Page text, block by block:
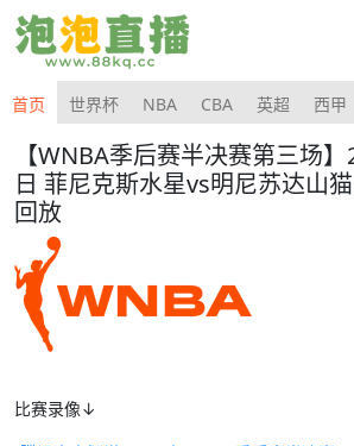
首页 世界杯 NBA CBA 英超 西甲
【WNBA季后赛半决赛第三场
日 菲尼克斯水星vs明尼苏达山
回放
比赛录像↓